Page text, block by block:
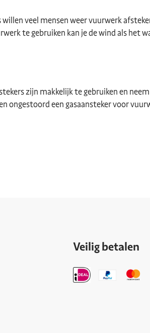
veel mensen weer vuurwerk
te gebruiken kan je de wind als het
zijn makkelijk te gebruiken en
ongestoord een gasaansteker voor
Veilig betalen